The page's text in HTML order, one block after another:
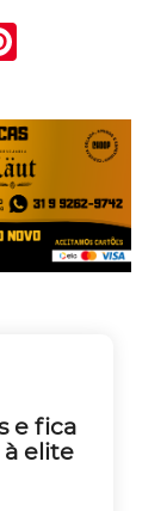
e fica
elite